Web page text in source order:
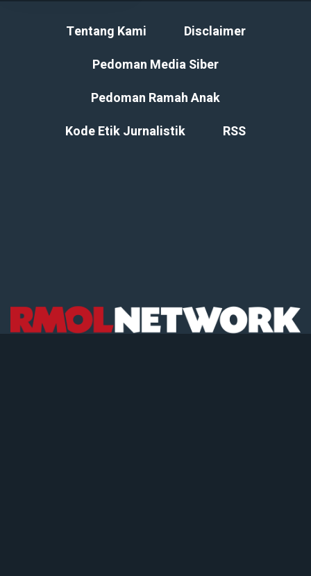
Tentang Kami
Disclaimer
Pedoman Media Siber
Pedoman Ramah Anak
Kode Etik Jurnalistik
RSS